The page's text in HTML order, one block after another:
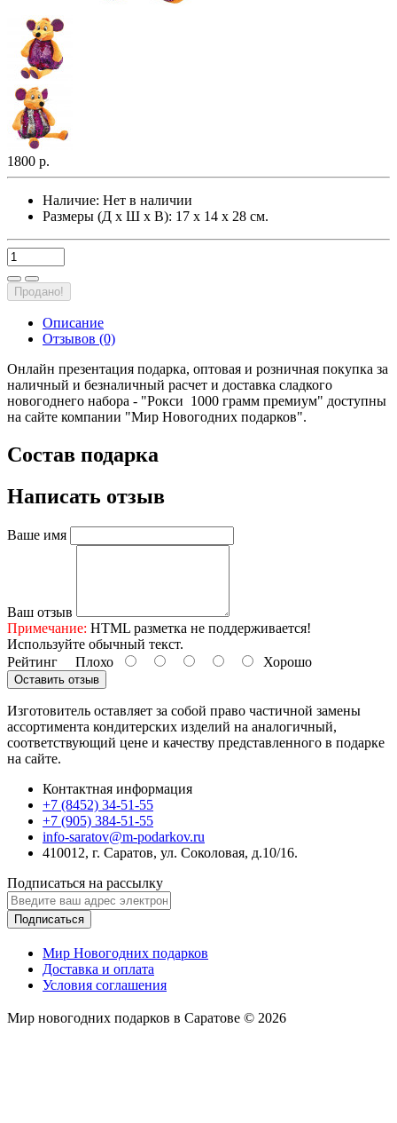
1800 р.
Наличие: Нет в наличии
Размеры (Д х Ш х В): 17 х 14 х 28 см.
Продано!
Описание
Отзывов (0)
Онлайн презентация подарка, оптовая и розничная покупка за
наличный и безналичный расчет и доставка сладкого
новогоднего набора - "Рокси 1000 грамм премиум" доступны
на сайте компании "Мир Новогодних подарков".
Состав подарка
Написать отзыв
Ваше имя
Ваш отзыв
Примечание: HTML разметка не поддерживается!
Используйте обычный текст.
Рейтинг Плохо Хорошо
Оставить отзыв
Изготовитель оставляет за собой право частичной замены
ассортимента кондитерских изделий на аналогичный,
соответствующий цене и качеству представленного в подарке
на сайте.
Контактная информация
+7 (8452) 34-51-55
+7 (905) 384-51-55
info-saratov@m-podarkov.ru
410012, г. Саратов, ул. Соколовая, д.10/16.
Подписаться на рассылку
Подписаться
Мир Новогодних подарков
Доставка и оплата
Условия соглашения
Мир новогодних подарков в Саратове © 2026